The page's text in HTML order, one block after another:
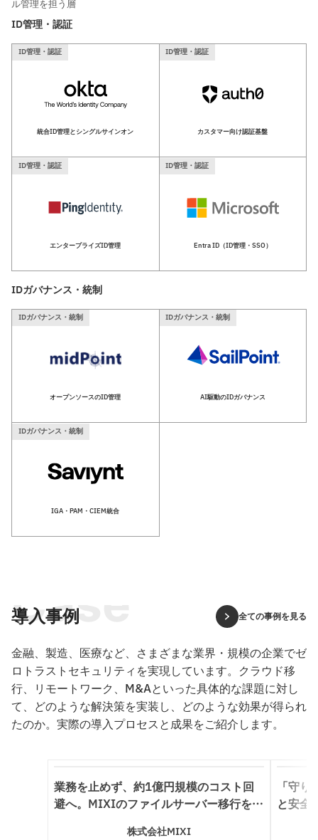
ル管理を担う層
ID管理・認証
ID管理・認証
統合ID管理とシングルサインオン
ID管理・認証
カスタマー向け認証基盤
ID管理・認証
エンタープライズID管理
ID管理・認証
Entra ID（ID管理・SSO）
IDガバナンス・統制
IDガバナンス・統制
オープンソースのID管理
IDガバナンス・統制
AI駆動のIDガバナンス
IDガバナンス・統制
IGA・PAM・CIEM統合
導入事例
Case 全ての事例を見る
金融、製造、医療など、さまざまな業界・規模の企業でゼ
ロトラストセキュリティを実現しています。クラウド移
行、リモートワーク、M&Aといった具体的な課題に対し
て、どのような解決策を実装し、どのような効果が得られ
たのか。実際の導入プロセスと成果をご紹介します。
業務を止めず、約1億円規模のコスト回
避へ。MIXIのファイルサーバー移行を支
株式会社MIXI
「守
と安全